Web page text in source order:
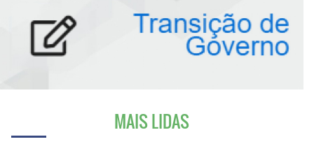
MAIS LIDAS